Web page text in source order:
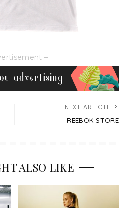
–
NEXT ARTICLE
REEBOK STORE
ALSO LIKE